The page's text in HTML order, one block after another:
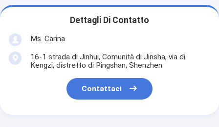
Dettagli Di Contatto
Ms. Carina
16-1 strada di Jinhui, Comunità di Jinsha, via di
Kengzi, distretto di Pingshan, Shenzhen
Contattaci